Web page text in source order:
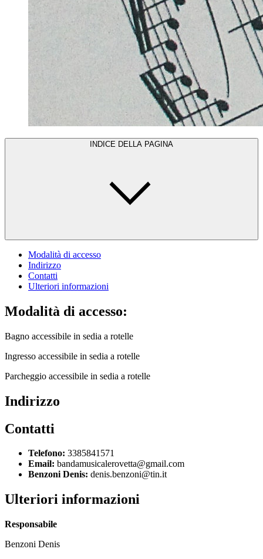
INDICE DELLA PAGINA
Modalità di accesso
Indirizzo
Contatti
Ulteriori informazioni
Modalità di accesso:
Bagno accessibile in sedia a rotelle
Ingresso accessibile in sedia a rotelle
Parcheggio accessibile in sedia a rotelle
Indirizzo
Contatti
Telefono: 3385841571
Email: bandamusicalerovetta@gmail.com
Benzoni Denis: denis.benzoni@tin.it
Ulteriori informazioni
Responsabile
Benzoni Denis